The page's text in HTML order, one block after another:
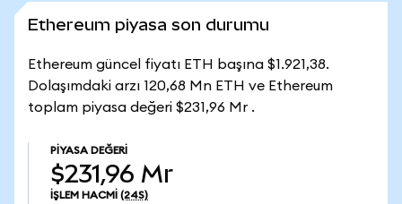
Ethereum piyasa son durumu
Ethereum güncel fiyatı ETH başına $1.921,38.
Dolaşımdaki arzı 120,68 Mn ETH ve Ethereum
toplam piyasa değeri $231,96 Mr .
PIYASA DEĞERI
$231,96 Mr
İŞLEM HACMI (24S)